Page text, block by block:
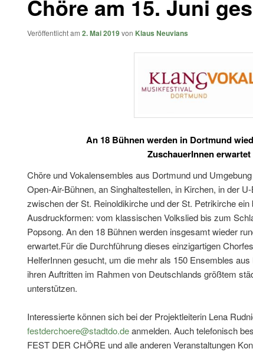
Chöre am 15. Juni
Veröffentlicht am 2. Mai 2019von Klaus Neuvians
An 18 Bühnen werden in Dortmund
ZuschauerInnen erwartet
Chöre und Vokalensembles aus Dortmund und
Open-Air-Bühnen, an Singhaltestellen, in Kirchen, in der
zwischen der St. Reinoldikirche und der St. Petrikirche
Ausdruckformen: vom klassischen Volkslied bis zum
Popsong. An den 18 Bühnen werden insgesamt wieder
erwartet.Für die Durchführung dieses einzigartigen
HelferInnen gesucht, um die mehr als 150 Ensembles
ihren Auftritten im Rahmen von Deutschlands größtem
unterstützen.
Interessierte können sich bei der Projektleiterin Lena
festderchoere@stadtdo.deanmelden. Auch telefonisch
FEST DER CHÖRE und alle anderen Veranstaltungen